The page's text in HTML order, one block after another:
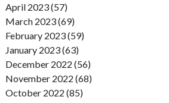
April 2023 (57)
March 2023 (69)
February 2023 (59)
January 2023 (63)
December 2022 (56)
November 2022 (68)
October 2022 (85)